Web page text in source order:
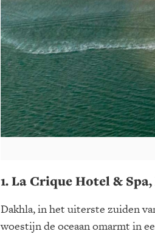
1. La Crique Hotel &
Dakhla, in het uiterste zuiden
woestijn de oceaan omarmt in